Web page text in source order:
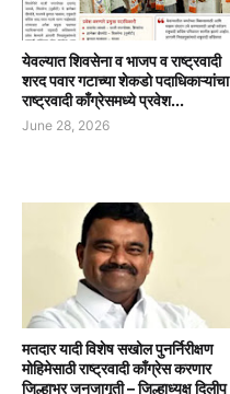
येवल्यात शिवसेना व भाजप व राष्ट्रवादी
शरद पवार गटाच्या शेकडो पदाधिकाऱ्यांचा
राष्ट्रवादी काँग्रेसमध्ये प्रवेश...
June 28, 2026
मतदार यादी विशेष सखोल पुनर्निरीक्षण
मोहिमेसाठी राष्ट्रवादी काँग्रेस करणार
जिल्हाभर जनजागृती – जिल्हाध्यक्ष दिलीप